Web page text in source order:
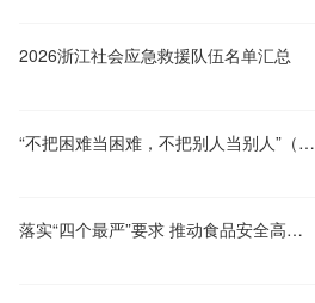
2026浙江社会应急救援队伍名单汇总
“不把困难当困难，不把别人当别人”（中国道路中国梦·青春为中国式现代化挺膺担当⑦）
落实“四个最严”要求 推动食品安全高水平治理